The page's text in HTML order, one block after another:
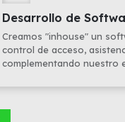
Desarrollo de
Creamos "inhouse" un
control de acceso,
complementando nuestro